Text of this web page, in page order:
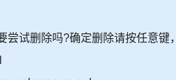
尝试删除吗?确定删除请按任意键